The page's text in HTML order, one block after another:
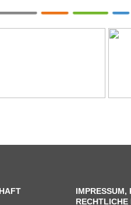
IMPRESSUM,
RECHTLICHE